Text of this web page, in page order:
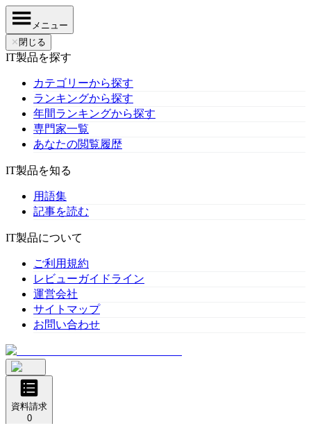
メニュー
✕ 閉じる
IT製品を探す
カテゴリーから探す
ランキングから探す
年間ランキングから探す
専門家一覧
あなたの閲覧履歴
IT製品を知る
用語集
記事を読む
IT製品について
ご利用規約
レビューガイドライン
運営会社
サイトマップ
お問い合わせ
資料請求
0